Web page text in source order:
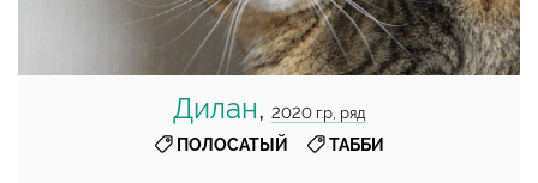
Дилан, 2020 г.р, ряд
ПОЛОСАТЫЙ
ТАББИ